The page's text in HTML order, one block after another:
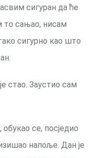
сигуран да ће
то сањао, нисам
сигурно као што
стао. Заустио сам
се, посједио
напоље. Дан је